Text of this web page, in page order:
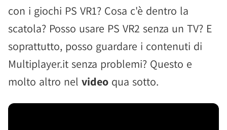
con i giochi PS VR1? Cosa c'è dentro la
scatola? Posso usare PS VR2 senza un TV? E
soprattutto, posso guardare i contenuti di
Multiplayer.it senza problemi? Questo e
molto altro nel video qua sotto.